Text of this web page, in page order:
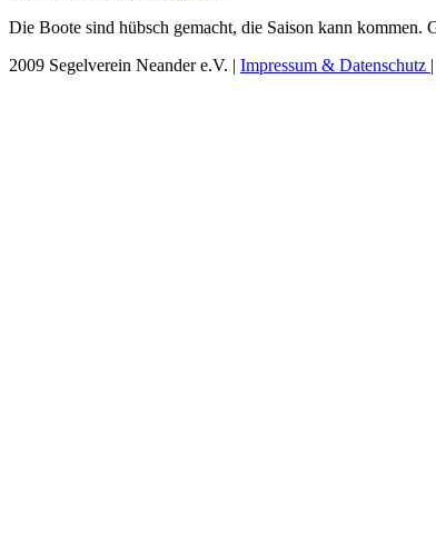
Die Boote sind hübsch gemacht, die Saison kann kommen.
2009 Segelverein Neander e.V. | Impressum & Datenschutz